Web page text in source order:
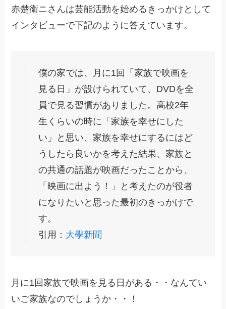
赤楚衛ニさんは芸能活動を始めるきっかけとして
インタビューで下記のように答えています。
僕の家では、月に1回「家族で映画を
見る日」が設けられていて、DVDを全
員で見る習慣がありました。高校2年
生くらいの時に「家族を幸せにした
い」と思い、家族を幸せにするにはど
うしたら良いかを考えた結果、家族と
の共通の話題が映画だったことから、
「映画に出よう！」と考えたのが役者
になりたいと思った最初のきっかけで
す。
引用： 大學新聞
月に1回家族で映画を見る日がある・・なんてい
いご家族なのでしょうか・・！